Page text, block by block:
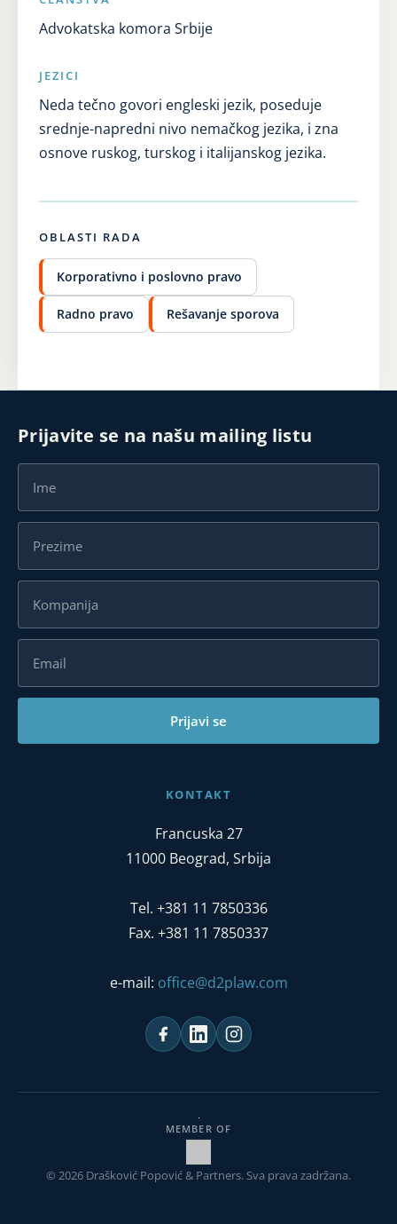
Advokatska komora Srbije
JEZICI
Neda tečno govori engleski jezik, poseduje
srednje-napredni nivo nemačkog jezika, i zna
osnove ruskog, turskog i italijanskog jezika.
OBLASTI RADA
Korporativno i poslovno pravo
Radno pravo Rešavanje sporova
Prijavite se na našu mailing listu
Prijavi se
KONTAKT
Francuska 27
11000 Beograd, Srbija
Tel. +381 11 7850336
Fax. +381 11 7850337
e-mail: office@d2plaw.com
MEMBER OF
© 2026 Drašković Popović & Partners. Sva prava zadržana.